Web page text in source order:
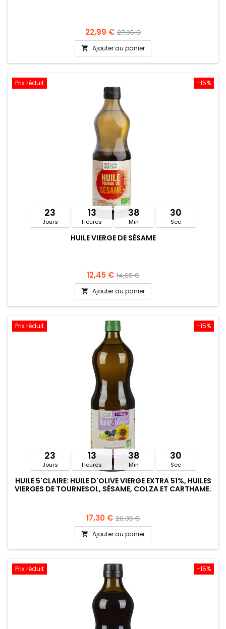
22,99 € 27,05 €
 Ajouter au panier
-15%
Prix réduit
23
Jours
13
Heures
38
Min
30
Sec
HUILE VIERGE DE SÉSAME
12,45 € 14,65 €
 Ajouter au panier
-15%
Prix réduit
23
Jours
13
Heures
38
Min
30
Sec
HUILE 5'CLAIRE: HUILE D'OLIVE VIERGE EXTRA 51%, HUILES
VIERGES DE TOURNESOL, SÉSAME, COLZA ET CARTHAME.
17,30 € 20,35 €
 Ajouter au panier
-15%
Prix réduit